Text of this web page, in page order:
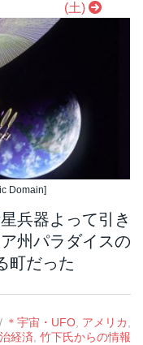
(土)
Domain]
兵器よって引き
州パラダイスの
町だった
/ ＊宇宙・UFO, アメリカ,
経済, 竹下氏からの情報